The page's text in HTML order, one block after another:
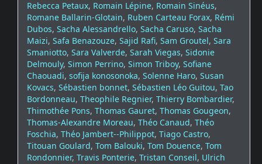
Rebecca Petaux, Romain Lépine, Romain Sinéus,
Romane Ballarin-Glotain, Ruben Carteau Forax, Rémi
Dubos, Sacha Alessandrello, Sacha Caruso, Sacha
Maizi, Safa Benazouze, Sajid Rafi, Sam Groutel, Sara
Smaniotto, Sara Valverde, Sarah Viegas, Sidonie
Delmouly, Simon Perrino, Simon Triboy, Sofiane
Chaouadi, sofija konosonoka, Solenne Haro, Susan
Kovacs, Sébastien bonnet, Sébastien Léo Guitou, Tao
Bordonneau, Theophile Regnier, Thierry Bombardier,
Thimothée Pons, Thomas Gauret, Thomas Gougeon,
Thomas-Alexandre Moreau, Théo Canaud, Théo
Foschia, Théo Jambert--Philippot, Tiago Castro,
Titouan Goulard, Tom Balouki, Tom Douence, Tom
Rondonnier, Travis Ponterie, Tristan Conseil, Ulrich